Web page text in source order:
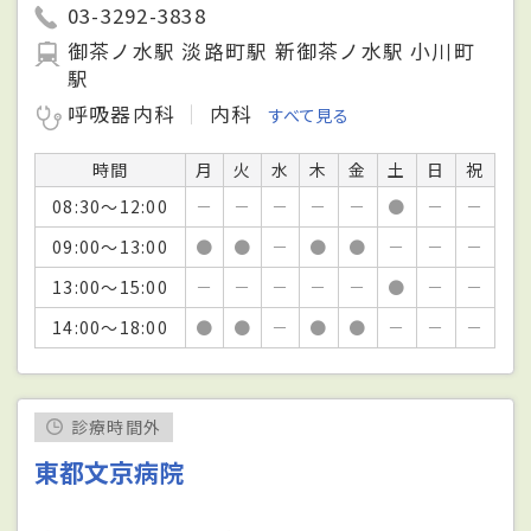
03-3292-3838
御茶ノ水駅 淡路町駅 新御茶ノ水駅 小川町
駅
呼吸器内科
内科 すべて見る
時間 月 火 水 木 金 土 日
祝
08:30～12:00
－ － － － － ● －
－
09:00～13:00
● ● － ● ● － －
－
13:00～15:00
－ － － － － ● －
－
14:00～18:00
● ● － ● ● － － －
診療時間外
東都文京病院